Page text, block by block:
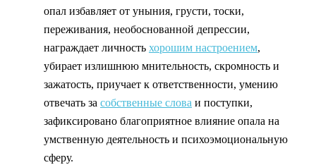
опал избавляет от уныния, грусти, тоски,
переживания, необоснованной депрессии,
награждает личность хорошим настроением,
убирает излишнюю мнительность, скромность и
зажатость, приучает к ответственности, умению
отвечать за собственные слова и поступки,
зафиксировано благоприятное влияние опала на
умственную деятельность и психоэмоциональную
сферу.